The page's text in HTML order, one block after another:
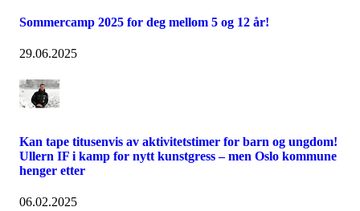
Sommercamp 2025 for deg mellom 5 og 12 år!
29.06.2025
Kan tape titusenvis av aktivitetstimer for barn og ungdom!
Ullern IF i kamp for nytt kunstgress – men Oslo kommune
henger etter
06.02.2025